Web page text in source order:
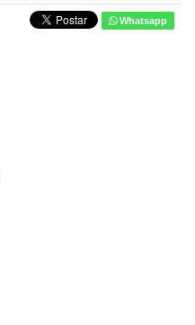
Whatsapp